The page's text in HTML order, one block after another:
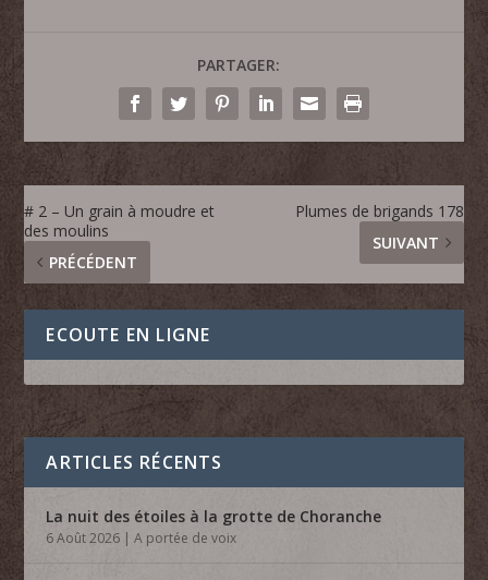
PARTAGER:
# 2 – Un grain à moudre et
des moulins
PRÉCÉDENT
Plumes de brigands 178
SUIVANT
ECOUTE EN LIGNE
ARTICLES RÉCENTS
La nuit des étoiles à la grotte de Choranche
6 Août 2026 |A portée de voix